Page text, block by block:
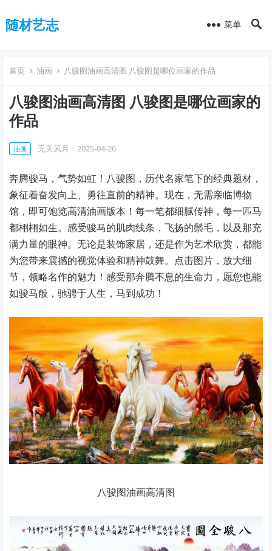
随材艺志 菜单
首页 油画 八骏图油画高清图 八骏图是哪位画家的作品
八骏图油画高清图 八骏图是哪位画家的
作品
油画 无关风月 · 2025-04-26
奔腾骏马，气势如虹！八骏图，历代名家笔下的经典题材，
象征着奋发向上、勇往直前的精神。现在，无需亲临博物
馆，即可饱览高清油画版本！每一笔都细腻传神，每一匹马
都栩栩如生。感受骏马的肌肉线条，飞扬的鬃毛，以及那充
满力量的眼神。无论是装饰家居，还是作为艺术欣赏，都能
为您带来震撼的视觉体验和精神鼓舞。点击图片，放大细
节，领略名作的魅力！感受那奔腾不息的生命力，愿您也能
如骏马般，驰骋于人生，马到成功！
八骏图油画高清图